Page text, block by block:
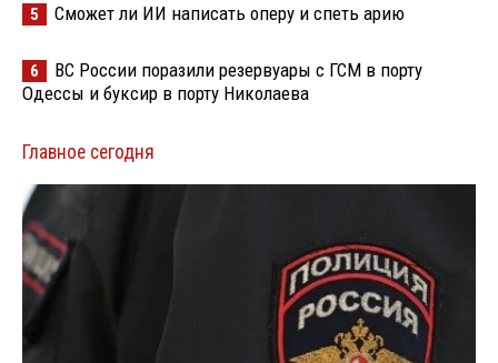
5 Сможет ли ИИ написать оперу и спеть арию
6
ВС России поразили резервуары с ГСМ в порту
Одессы и буксир в порту Николаева
Главное сегодня